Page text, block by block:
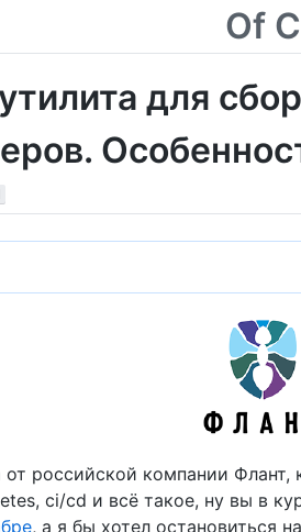
Of
для
российской компании Флант,
ci/cd и всё такое, ну вы в
, а я бы хотел остановиться